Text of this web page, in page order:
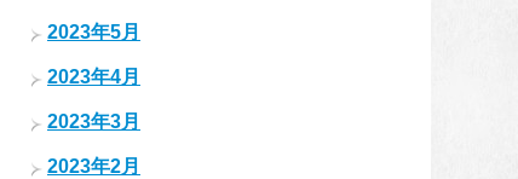
2023年5月
2023年4月
2023年3月
2023年2月